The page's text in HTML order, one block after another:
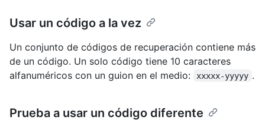
Usar un código a la vez
Un conjunto de códigos de recuperación contiene más
de un código. Un solo código tiene 10 caracteres
alfanuméricos con un guion en el medio:
xxxxx-yyyyy .
Prueba a usar un código diferente